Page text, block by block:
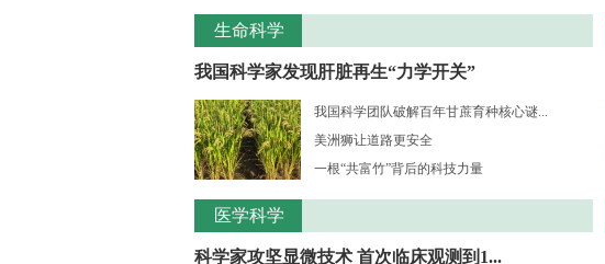
生命科学
我国科学家发现肝脏再生“力学开关”
我国科学团队破解百年甘蔗育种核心谜...
美洲狮让道路更安全
一根“共富竹”背后的科技力量
医学科学
科学家攻坚显微技术 首次临床观测到1...